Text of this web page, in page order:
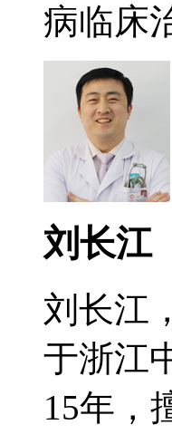
病临床
刘长江
刘长江
于浙江
15年，